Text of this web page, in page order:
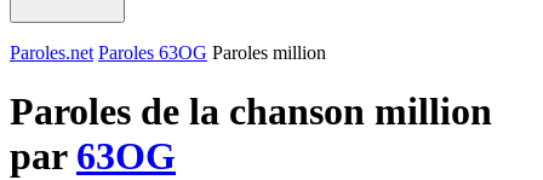
Paroles.net Paroles 63OG Paroles million
Paroles de la chanson million
par 63OG